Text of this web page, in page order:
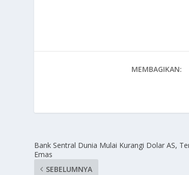
MEMBAGIKAN:
Bank Sentral Dunia Mulai Kurangi Dolar AS,
Emas
SEBELUMNYA